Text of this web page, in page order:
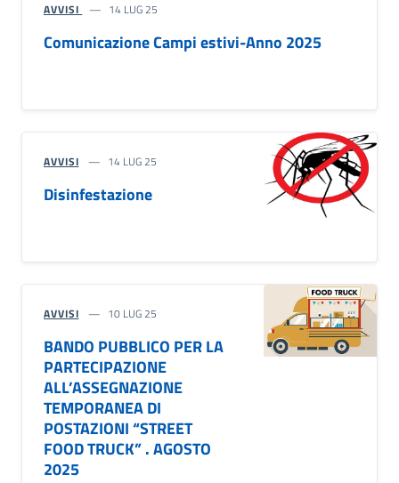
AVVISI 14 LUG 25
Comunicazione Campi estivi-Anno 2025
AVVISI 14 LUG 25
Disinfestazione
AVVISI 10 LUG 25
BANDO PUBBLICO PER LA
PARTECIPAZIONE
ALL’ASSEGNAZIONE
TEMPORANEA DI
POSTAZIONI “STREET
FOOD TRUCK” . AGOSTO
2025